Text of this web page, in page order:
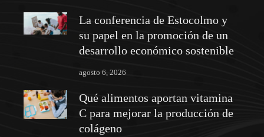
La conferencia de Estocolmo y
su papel en la promoción de un
desarrollo económico sostenible
agosto 6, 2026
Qué alimentos aportan vitamina
C para mejorar la producción de
colágeno